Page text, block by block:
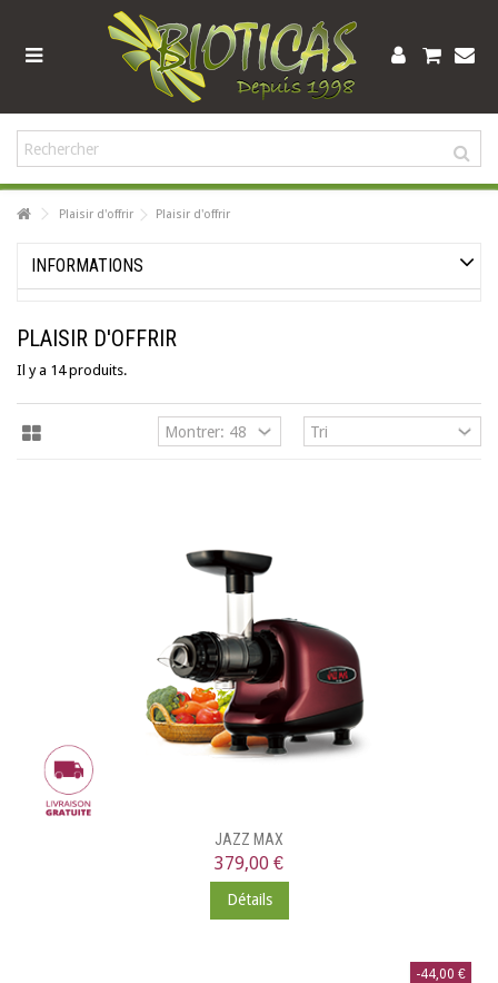
Plaisir d'offrir Plaisir d'offrir
INFORMATIONS
PLAISIR D'OFFRIR
Il y a 14 produits.
JAZZ MAX
379,00 €
Détails
-44,00 €